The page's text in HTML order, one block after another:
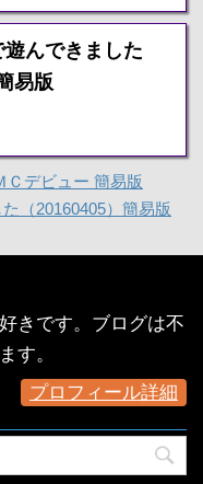
んできました
易版
Ｃデビュー 簡易版
（20160405）簡易版
きです。ブログは不
す。
プロフィール詳細